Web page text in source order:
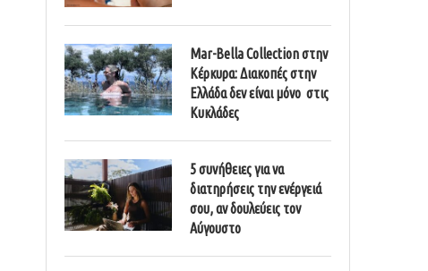
Mar-Bella Collection στην
Κέρκυρα: Διακοπές στην
Ελλάδα δεν είναι μόνο στις
Κυκλάδες
5 συνήθειες για να
διατηρήσεις την ενέργειά
σου, αν δουλεύεις τον
Αύγουστο